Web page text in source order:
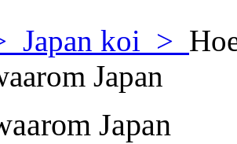
Japan koi >
Japan
Japan